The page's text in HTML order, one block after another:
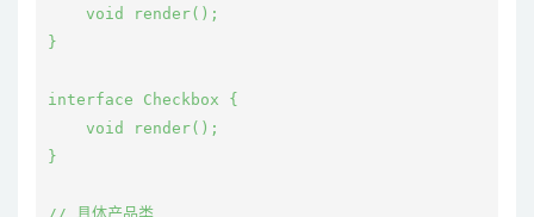
    void render();
}
interface Checkbox {
    void render();
}